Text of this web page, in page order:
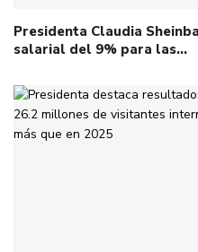
Presidenta Claudia
salarial del 9% para las…